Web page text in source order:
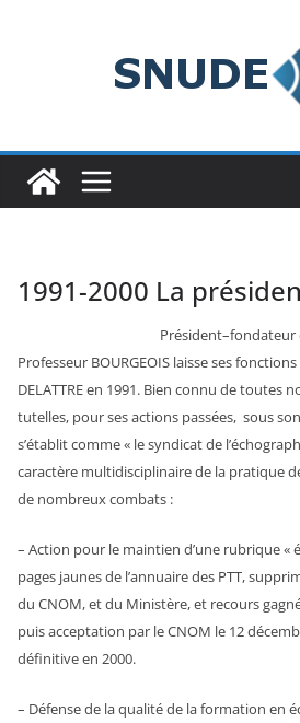
1991-2000 La
Président–fondateur
Professeur BOURGEOIS laisse ses
DELATTRE en 1991. Bien connu de toutes
tutelles, pour ses actions passées, sous
s’établit comme « le syndicat de
caractère multidisciplinaire de la pratique
de nombreux combats :
– Action pour le maintien d’une rubrique «
pages jaunes de l’annuaire des PTT,
du CNOM, et du Ministère, et recours
puis acceptation par le CNOM le 12
définitive en 2000.
– Défense de la qualité de la formation en